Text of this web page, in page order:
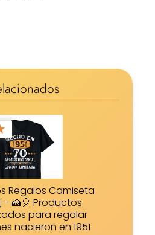
Regalos Camiseta
- 🍰🎈 Productos
para regalar
nacieron en 1951